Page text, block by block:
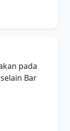
pada
Bar